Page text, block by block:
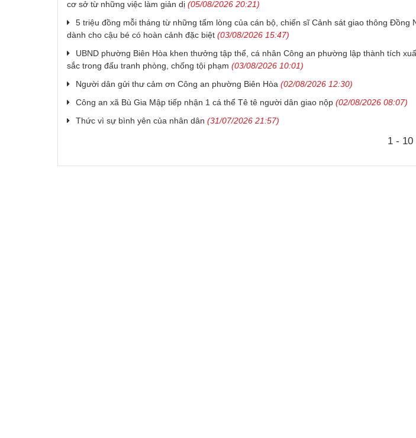
cơ sở từ những việc làm giản dị (05/08/2026 20:21)
5 triệu đồng mỗi tháng từ những tấm lòng của cán bộ, chiến sĩ Cảnh sát giao thông Đồng
dành cho cậu bé có hoàn cảnh đặc biệt (03/08/2026 15:47)
UBND phường Biên Hòa khen thưởng tập thể, cá nhân Công an phường lập thành tích
sắc trong đấu tranh phòng, chống tội phạm (03/08/2026 10:01)
Người dân gửi thư cảm ơn Công an phường Biên Hòa (02/08/2026 12:30)
Công an xã Bù Gia Mập tiếp nhận 1 cá thể Tê tê người dân giao nộp (02/08/2026 08:07)
Thức vì sự bình yên của nhân dân (31/07/2026 21:57)
1 - 10